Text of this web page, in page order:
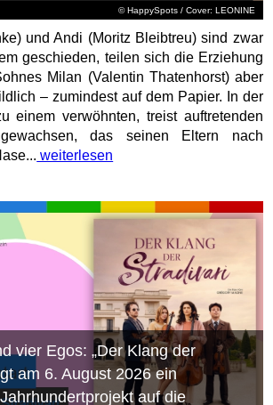
© HappySpots / Cover: LEONINE
und Andi (Moritz Bleibtreu) sind zwar
geschieden, teilen sich die Erziehung
Milan (Valentin Thatenhorst) aber
– zumindest auf dem Papier. In der
einem verwöhnten, treist auftretenden
das seinen Eltern nach
weiterlesen
vier Egos: „Der Klang der
am 6. August 2026 ein
auf die